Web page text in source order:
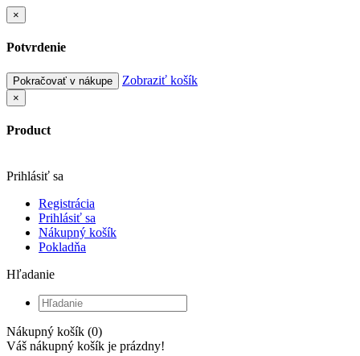
×
Potvrdenie
Pokračovať v nákupe Zobraziť košík
×
Product
Prihlásiť sa
Registrácia
Prihlásiť sa
Nákupný košík
Pokladňa
Hľadanie
Nákupný košík (0)
Váš nákupný košík je prázdny!